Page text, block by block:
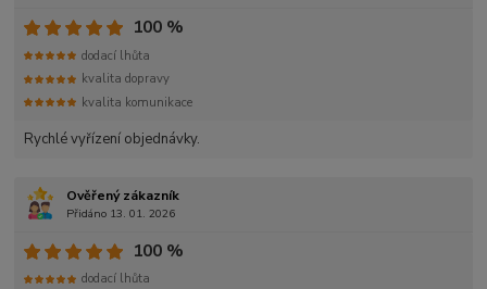
Rychlé vyřízení objednávky.
100 %
dodací lhůta
kvalita dopravy
kvalita komunikace
Ověřený zákazník
Přidáno 13. 01. 2026
100 %
dodací lhůta